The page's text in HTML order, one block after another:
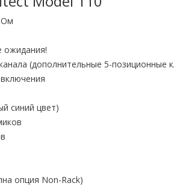
Ом
ожидания!
(дополнительные 5-позиционные
синий цвет)
опция Non-Rack)